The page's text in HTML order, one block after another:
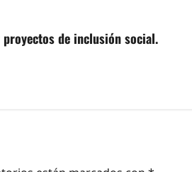
de inclusión social.